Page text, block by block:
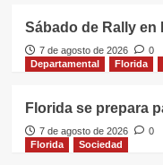
Sábado de Rally en
7 de agosto de 2026
0
Departamental
Florida
Florida se prepara
7 de agosto de 2026
0
Florida
Sociedad